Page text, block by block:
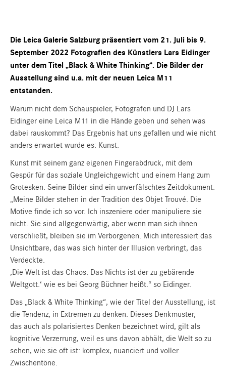
Die Leica Galerie Salzburg präsentiert vom 21. Juli bis 9.
September 2022 Fotografien des Künstlers Lars Eidinger
unter dem Titel „Black & White Thinking“. Die Bilder der
Ausstellung sind u.a. mit der neuen Leica M11
entstanden.
Warum nicht dem Schauspieler, Fotografen und DJ Lars
Eidinger eine Leica M11 in die Hände geben und sehen was
dabei rauskommt? Das Ergebnis hat uns gefallen und wie nicht
anders erwartet wurde es: Kunst.
Kunst mit seinem ganz eigenen Fingerabdruck, mit dem
Gespür für das soziale Ungleichgewicht und einem Hang zum
Grotesken. Seine Bilder sind ein unverfälschtes Zeitdokument.
„Meine Bilder stehen in der Tradition des Objet Trouvé. Die
Motive finde ich so vor. Ich inszeniere oder manipuliere sie
nicht. Sie sind allgegenwärtig, aber wenn man sich ihnen
verschließt, bleiben sie im Verborgenen. Mich interessiert das
Unsichtbare, das was sich hinter der Illusion verbringt, das
Verdeckte.
,Die Welt ist das Chaos. Das Nichts ist der zu gebärende
Weltgott.‘ wie es bei Georg Büchner heißt.“ so Eidinger.
Das „Black & White Thinking“, wie der Titel der Ausstellung, ist
die Tendenz, in Extremen zu denken. Dieses Denkmuster,
das auch als polarisiertes Denken bezeichnet wird, gilt als
kognitive Verzerrung, weil es uns davon abhält, die Welt so zu
sehen, wie sie oft ist: komplex, nuanciert und voller
Zwischentöne.